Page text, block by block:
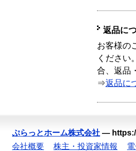
返品に
お客様の
ください
合、返品
⇒返品に
ぷらっとホーム株式会社 —
会社概要
株主・投資家情報